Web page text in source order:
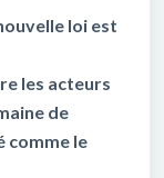
loi est
les acteurs
de
comme le